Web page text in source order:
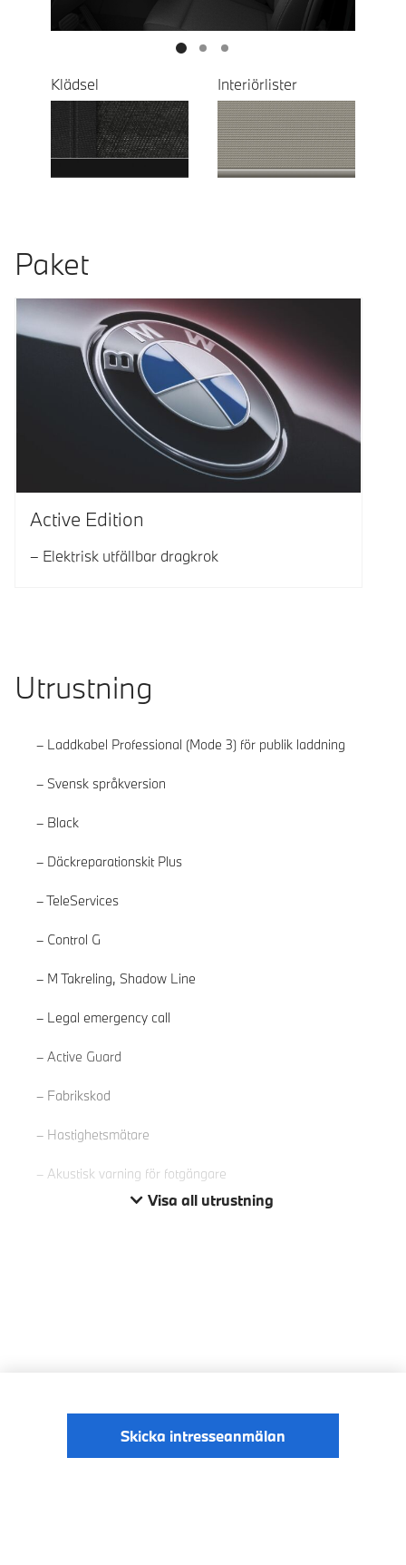
Klädsel Interiörlister
Paket
Active Edition
Elektrisk utfällbar dragkrok
Utrustning
Laddkabel Professional (Mode 3) för publik laddning
Svensk språkversion
Black
Däckreparationskit Plus
TeleServices
Control G
M Takreling, Shadow Line
Legal emergency call
Active Guard
Fabrikskod
Hastighetsmätare
Akustisk varning för fotgängare
Visa all utrustning
Läs mer
Skicka intresseanmälan